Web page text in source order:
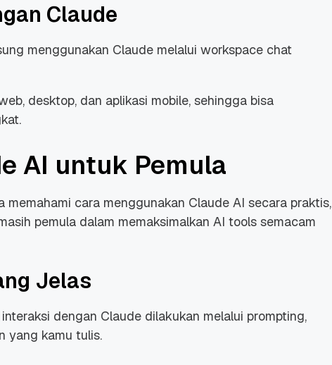
Claude
menggunakan Claude melalui workspace chat
desktop, dan aplikasi mobile, sehingga bisa
AI untuk Pemula
memahami cara menggunakan Claude AI secara praktis,
pemula dalam memaksimalkan AI tools semacam
Jelas
dengan Claude dilakukan melalui prompting,
yang kamu tulis.